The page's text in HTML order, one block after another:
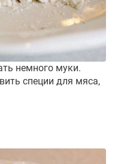
немного муки.
специи для мяса,